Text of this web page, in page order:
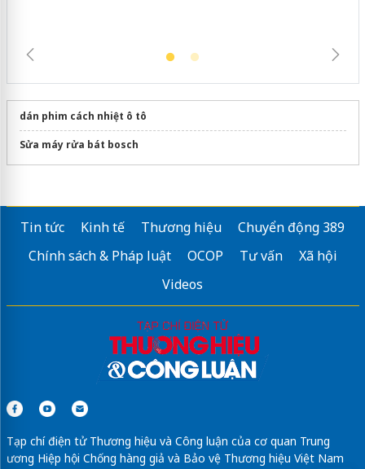
dán phim cách nhiệt ô tô
Sửa máy rửa bát bosch
Tin tức Kinh tế Thương hiệu
Chuyển động 389
Chính sách & Pháp luật
OCOP Tư vấn
Xã hội
Videos
Tạp chí điện tử Thương hiệu và Công luận của cơ quan Trung
ương Hiệp hội Chống hàng giả và Bảo vệ Thương hiệu Việt Nam